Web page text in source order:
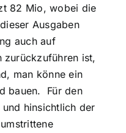
82 Mio, wobei die
Ausgaben
auch auf
zurückzuführen ist,
man könne ein
bauen. Für den
hinsichtlich der